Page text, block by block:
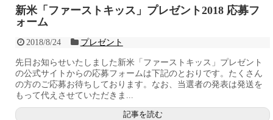
新米「ファーストキッス」プレゼント2018 応募フ
ォーム
2018/8/24 プレゼント
先日お知らせいたしました新米「ファーストキッス」プレゼント
の公式サイトからの応募フォームは下記のとおりです。たくさん
の方のご応募お待ちしております。なお、当選者の発表は発送を
もって代えさせていただきま...
記事を読む